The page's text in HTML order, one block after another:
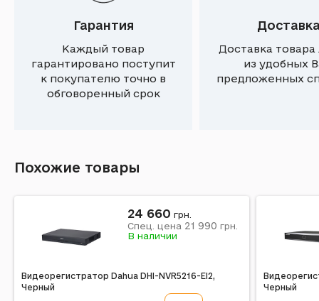
Гарантия
Каждый товар
гарантировано поступит
к покупателю точно в
обговоренный срок
Доставка
из удобных
предложенных
Похожие товары
Видеорегистратор Dahua DHI-NVR5216-EI2,
Черный
24 660 грн.
Спец. цена 21 990 грн.
В наличии
Черный